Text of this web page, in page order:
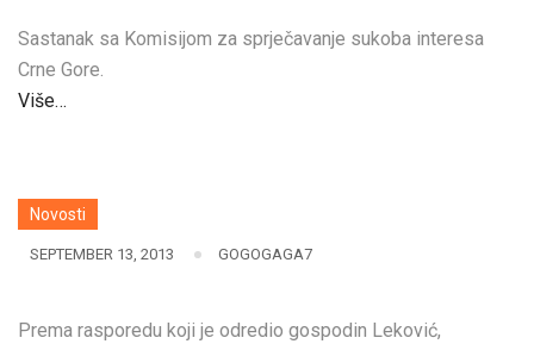
Sastanak sa Komisijom za sprječavanje sukoba interesa
Crne Gore.
Više…
Novosti
SEPTEMBER 13, 2013 GOGOGAGA7
Prema rasporedu koji je odredio gospodin Leković,